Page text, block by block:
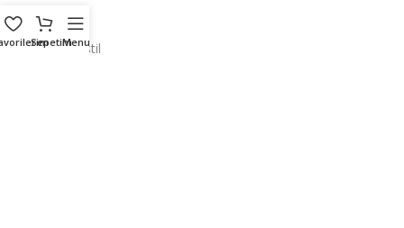
toptan çeyiz
Toptan Ev Tekstil
SepetimMenu